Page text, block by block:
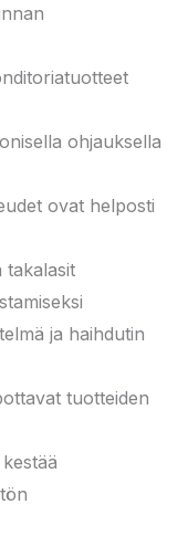
ohjauksella
ovat helposti
takalasit
ja haihdutin
tuotteiden